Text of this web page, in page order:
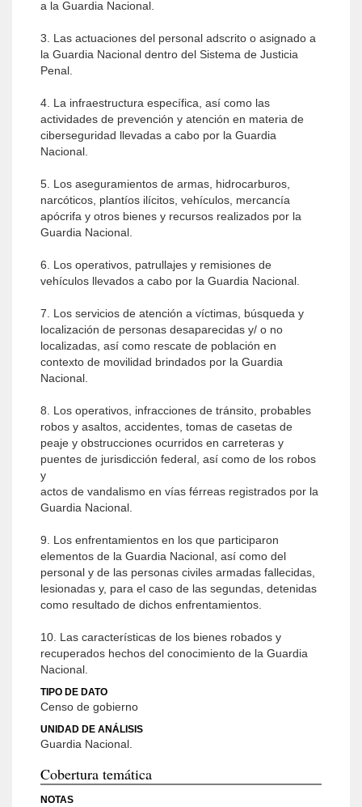
a la Guardia Nacional.
3. Las actuaciones del personal adscrito o asignado a
la Guardia Nacional dentro del Sistema de Justicia
Penal.
4. La infraestructura específica, así como las
actividades de prevención y atención en materia de
ciberseguridad llevadas a cabo por la Guardia
Nacional.
5. Los aseguramientos de armas, hidrocarburos,
narcóticos, plantíos ilícitos, vehículos, mercancía
apócrifa y otros bienes y recursos realizados por la
Guardia Nacional.
6. Los operativos, patrullajes y remisiones de
vehículos llevados a cabo por la Guardia Nacional.
7. Los servicios de atención a víctimas, búsqueda y
localización de personas desaparecidas y/ o no
localizadas, así como rescate de población en
contexto de movilidad brindados por la Guardia
Nacional.
8. Los operativos, infracciones de tránsito, probables
robos y asaltos, accidentes, tomas de casetas de
peaje y obstrucciones ocurridos en carreteras y
puentes de jurisdicción federal, así como de los robos
y
actos de vandalismo en vías férreas registrados por la
Guardia Nacional.
9. Los enfrentamientos en los que participaron
elementos de la Guardia Nacional, así como del
personal y de las personas civiles armadas fallecidas,
lesionadas y, para el caso de las segundas, detenidas
como resultado de dichos enfrentamientos.
10. Las características de los bienes robados y
recuperados hechos del conocimiento de la Guardia
Nacional.
TIPO DE DATO
Censo de gobierno
UNIDAD DE ANÁLISIS
Guardia Nacional.
Cobertura temática
NOTAS